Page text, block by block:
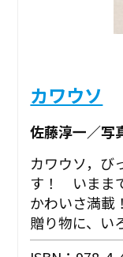
カワウソ
佐藤淳一／写
カワウソ，び
す！ いまま
かわいさ満載
贈り物に、い